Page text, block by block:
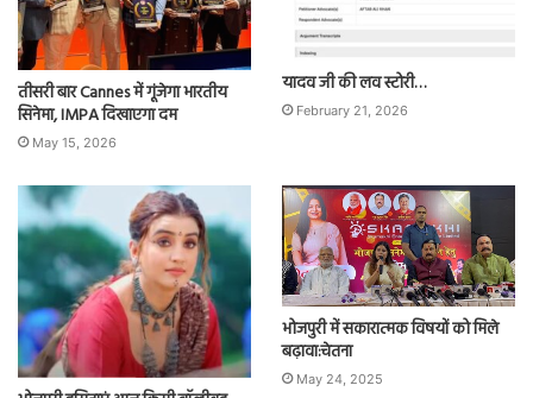
तीसरी बार Cannes में गूंजेगा भारतीय
सिनेमा, IMPA दिखाएगा दम
May 15, 2026
यादव जी की लव स्टोरी…
February 21, 2026
भोजपुरी में सकारात्मक विषयों को मिले
बढ़ावा:चेतना
May 24, 2025